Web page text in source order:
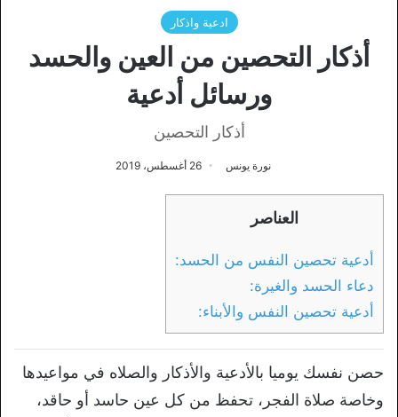
ادعية واذكار
أذكار التحصين من العين والحسد
ورسائل أدعية
أذكار التحصين
نورة يونس 26 أغسطس، 2019
العناصر
أدعية تحصين النفس من الحسد:
دعاء الحسد والغيرة:
أدعية تحصين النفس والأبناء:
حصن نفسك يوميا بالأدعية والأذكار والصلاه في مواعيدها
وخاصة صلاة الفجر، تحفظ من كل عين حاسد أو حاقد،